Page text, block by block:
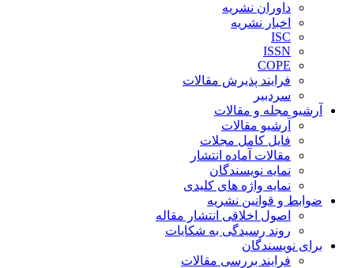
داوران نشریه
اخبار نشریه
ISC
ISSN
COPE
فرایند پذیرش مقالات
سردبیر
آرشیو مجله و مقالات
آرشیو مقالات
فایل کامل مجلات
مقالات آماده انتشار
نمایه نویسندگان
نمایه واژه های کلیدی
ضوابط و قوانین نشریه
اصول اخلاقی انتشار مقاله
روند رسیدگی به شکایات
برای نویسندگان
فرایند بررسی مقالات